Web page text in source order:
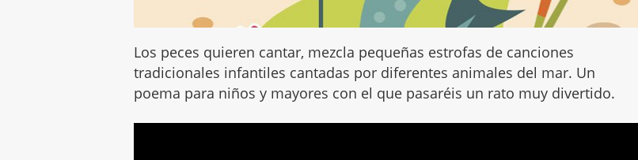
Los peces quieren cantar, mezcla pequeñas estrofas de canciones
tradicionales infantiles cantadas por diferentes animales del mar. Un
poema para niños y mayores con el que pasaréis un rato muy divertido.